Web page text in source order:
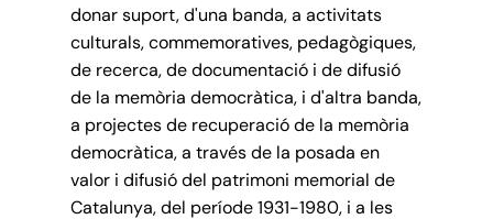
donar suport, d'una banda, a activitats
culturals, commemoratives, pedagògiques,
de recerca, de documentació i de difusió
de la memòria democràtica, i d'altra banda,
a projectes de recuperació de la memòria
democràtica, a través de la posada en
valor i difusió del patrimoni memorial de
Catalunya, del període 1931-1980, i a les